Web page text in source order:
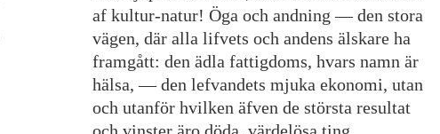
af kultur-natur! Öga och andning — den stora
vägen, där alla lifvets och andens älskare ha
framgått: den ädla fattigdoms, hvars namn är
hälsa, — den lefvandets mjuka ekonomi, utan
och utanför hvilken äfven de största resultat